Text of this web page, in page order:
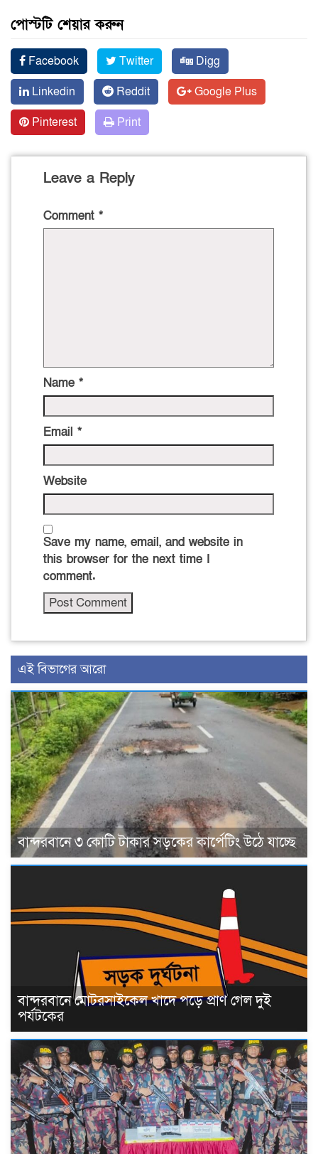
পোস্টটি শেয়ার করুন
Facebook Twitter
Digg
Linkedin
Reddit
Google Plus
Pinterest
Print
Leave a Reply
Comment *
Name *
Email *
Website
Save my name, email, and website in
this browser for the next time I
comment.
এই বিভাগের আরো
বান্দরবানে ৩ কোটি টাকার সড়কের কার্পেটিং উঠে যাচ্ছে
বান্দরবানে মোটরসাইকেল খাদে পড়ে প্রাণ গেল দুই
পর্যটকের